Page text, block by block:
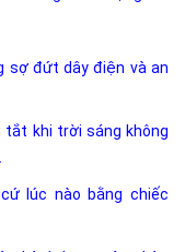
sợ đứt dây điện và an
khi trời sáng không
lúc nào bằng chiếc